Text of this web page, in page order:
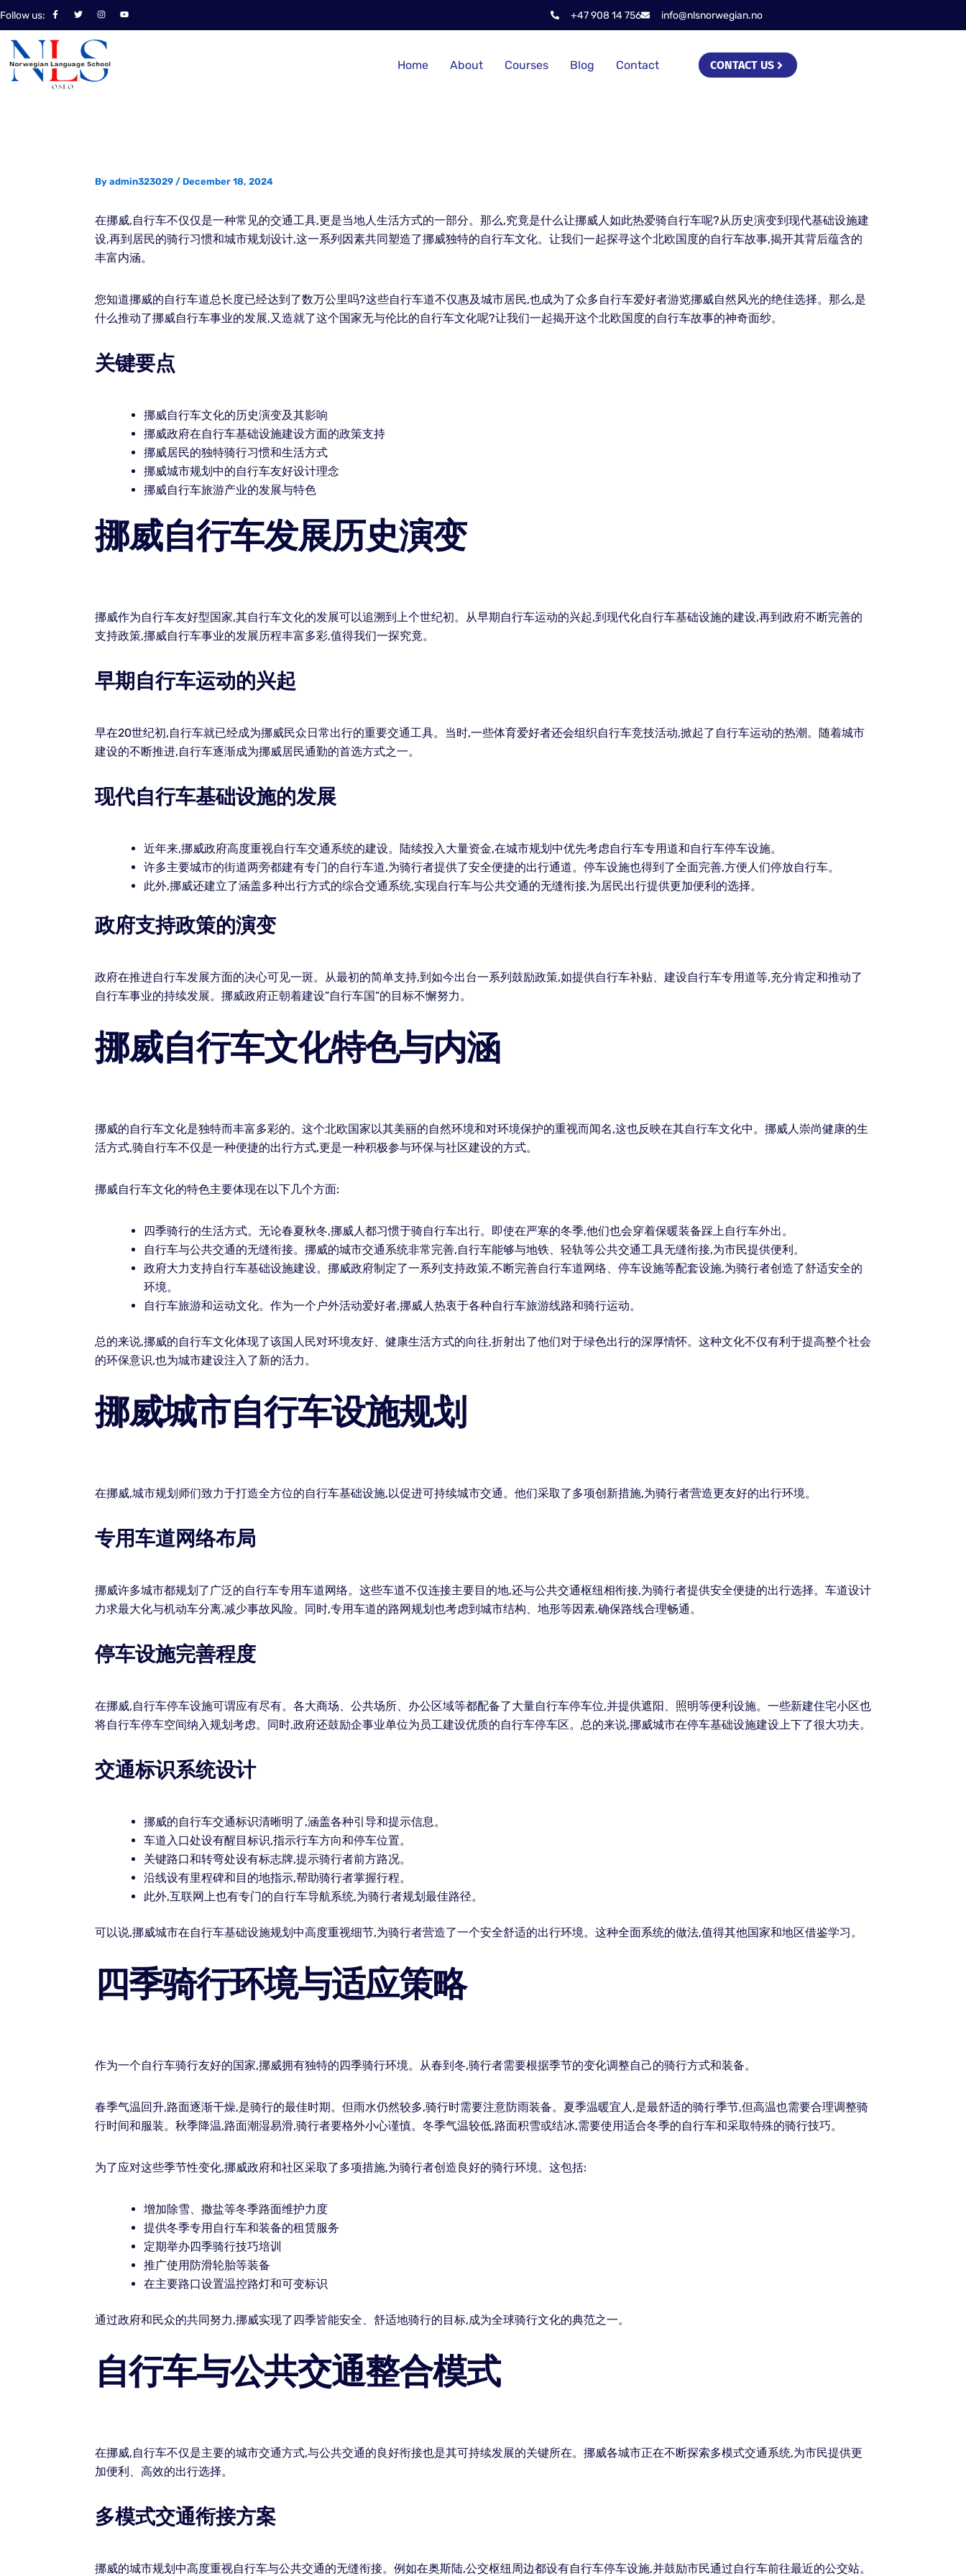
Skip
to
content
Follow us:
F
a
b
o
k
-
f
T
w
e
r
I
n
a
r
a
m
Y
o
+47 908 14 756 info@nlsnorwegian.no
Home About Courses Blog Contact CONTACT US
By admin323029 / December 18, 2024
在挪威,自行车不仅仅是一种常见的交通工具,更是当地人生活方式的一部分。那么,究竟是什么让挪威人如此热爱骑自行车呢?从历史演变到现代基础设施建
设,再到居民的骑行习惯和城市规划设计,这一系列因素共同塑造了挪威独特的自行车文化。让我们一起探寻这个北欧国度的自行车故事,揭开其背后蕴含的
丰富内涵。
您知道挪威的自行车道总长度已经达到了数万公里吗?这些自行车道不仅惠及城市居民,也成为了众多自行车爱好者游览挪威自然风光的绝佳选择。那么,是
什么推动了挪威自行车事业的发展,又造就了这个国家无与伦比的自行车文化呢?让我们一起揭开这个北欧国度的自行车故事的神奇面纱。
关键要点
挪威自行车文化的历史演变及其影响
挪威政府在自行车基础设施建设方面的政策支持
挪威居民的独特骑行习惯和生活方式
挪威城市规划中的自行车友好设计理念
挪威自行车旅游产业的发展与特色
挪威自行车发展历史演变
挪威作为自行车友好型国家,其自行车文化的发展可以追溯到上个世纪初。从早期自行车运动的兴起,到现代化自行车基础设施的建设,再到政府不断完善的
支持政策,挪威自行车事业的发展历程丰富多彩,值得我们一探究竟。
早期自行车运动的兴起
早在20世纪初,自行车就已经成为挪威民众日常出行的重要交通工具。当时,一些体育爱好者还会组织自行车竞技活动,掀起了自行车运动的热潮。随着城市
建设的不断推进,自行车逐渐成为挪威居民通勤的首选方式之一。
现代自行车基础设施的发展
近年来,挪威政府高度重视自行车交通系统的建设。陆续投入大量资金,在城市规划中优先考虑自行车专用道和自行车停车设施。
许多主要城市的街道两旁都建有专门的自行车道,为骑行者提供了安全便捷的出行通道。停车设施也得到了全面完善,方便人们停放自行车。
此外,挪威还建立了涵盖多种出行方式的综合交通系统,实现自行车与公共交通的无缝衔接,为居民出行提供更加便利的选择。
政府支持政策的演变
政府在推进自行车发展方面的决心可见一斑。从最初的简单支持,到如今出台一系列鼓励政策,如提供自行车补贴、建设自行车专用道等,充分肯定和推动了
自行车事业的持续发展。挪威政府正朝着建设”自行车国”的目标不懈努力。
挪威自行车文化特色与内涵
挪威的自行车文化是独特而丰富多彩的。这个北欧国家以其美丽的自然环境和对环境保护的重视而闻名,这也反映在其自行车文化中。挪威人崇尚健康的生
活方式,骑自行车不仅是一种便捷的出行方式,更是一种积极参与环保与社区建设的方式。
挪威自行车文化的特色主要体现在以下几个方面:
四季骑行的生活方式。无论春夏秋冬,挪威人都习惯于骑自行车出行。即使在严寒的冬季,他们也会穿着保暖装备踩上自行车外出。
自行车与公共交通的无缝衔接。挪威的城市交通系统非常完善,自行车能够与地铁、轻轨等公共交通工具无缝衔接,为市民提供便利。
政府大力支持自行车基础设施建设。挪威政府制定了一系列支持政策,不断完善自行车道网络、停车设施等配套设施,为骑行者创造了舒适安全的
环境。
自行车旅游和运动文化。作为一个户外活动爱好者,挪威人热衷于各种自行车旅游线路和骑行运动。
总的来说,挪威的自行车文化体现了该国人民对环境友好、健康生活方式的向往,折射出了他们对于绿色出行的深厚情怀。这种文化不仅有利于提高整个社会
的环保意识,也为城市建设注入了新的活力。
挪威城市自行车设施规划
在挪威,城市规划师们致力于打造全方位的自行车基础设施,以促进可持续城市交通。他们采取了多项创新措施,为骑行者营造更友好的出行环境。
专用车道网络布局
挪威许多城市都规划了广泛的自行车专用车道网络。这些车道不仅连接主要目的地,还与公共交通枢纽相衔接,为骑行者提供安全便捷的出行选择。车道设计
力求最大化与机动车分离,减少事故风险。同时,专用车道的路网规划也考虑到城市结构、地形等因素,确保路线合理畅通。
停车设施完善程度
在挪威,自行车停车设施可谓应有尽有。各大商场、公共场所、办公区域等都配备了大量自行车停车位,并提供遮阳、照明等便利设施。一些新建住宅小区也
将自行车停车空间纳入规划考虑。同时,政府还鼓励企事业单位为员工建设优质的自行车停车区。总的来说,挪威城市在停车基础设施建设上下了很大功夫。
交通标识系统设计
挪威的自行车交通标识清晰明了,涵盖各种引导和提示信息。
车道入口处设有醒目标识,指示行车方向和停车位置。
关键路口和转弯处设有标志牌,提示骑行者前方路况。
沿线设有里程碑和目的地指示,帮助骑行者掌握行程。
此外,互联网上也有专门的自行车导航系统,为骑行者规划最佳路径。
可以说,挪威城市在自行车基础设施规划中高度重视细节,为骑行者营造了一个安全舒适的出行环境。这种全面系统的做法,值得其他国家和地区借鉴学习。
四季骑行环境与适应策略
作为一个自行车骑行友好的国家,挪威拥有独特的四季骑行环境。从春到冬,骑行者需要根据季节的变化调整自己的骑行方式和装备。
春季气温回升,路面逐渐干燥,是骑行的最佳时期。但雨水仍然较多,骑行时需要注意防雨装备。夏季温暖宜人,是最舒适的骑行季节,但高温也需要合理调整骑
行时间和服装。秋季降温,路面潮湿易滑,骑行者要格外小心谨慎。冬季气温较低,路面积雪或结冰,需要使用适合冬季的自行车和采取特殊的骑行技巧。
为了应对这些季节性变化,挪威政府和社区采取了多项措施,为骑行者创造良好的骑行环境。这包括:
增加除雪、撒盐等冬季路面维护力度
提供冬季专用自行车和装备的租赁服务
定期举办四季骑行技巧培训
推广使用防滑轮胎等装备
在主要路口设置温控路灯和可变标识
通过政府和民众的共同努力,挪威实现了四季皆能安全、舒适地骑行的目标,成为全球骑行文化的典范之一。
自行车与公共交通整合模式
在挪威,自行车不仅是主要的城市交通方式,与公共交通的良好衔接也是其可持续发展的关键所在。挪威各城市正在不断探索多模式交通系统,为市民提供更
加便利、高效的出行选择。
多模式交通衔接方案
挪威的城市规划中高度重视自行车与公共交通的无缝衔接。例如在奥斯陆,公交枢纽周边都设有自行车停车设施,并鼓励市民通过自行车前往最近的公交站。